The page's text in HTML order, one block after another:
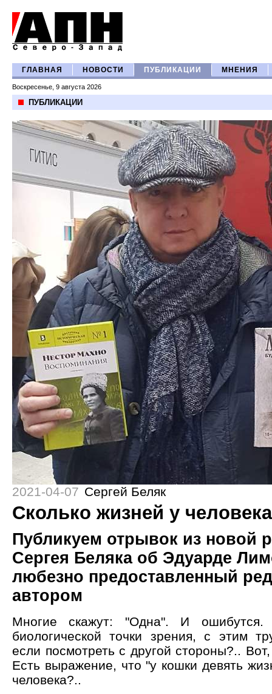
ГЛАВНАЯ НОВОСТИ ПУБЛИКАЦИИ МНЕНИЯ
Воскресенье, 9 августа 2026
ПУБЛИКАЦИИ
2021-04-07 Сергей Беляк
Сколько жизней у
Публикуем отрывок из новой
Сергея Беляка об Эдуарде
любезно предоставленный
автором
Многие скажут: "Одна". И ошибутся.
биологической точки зрения, с этим
если посмотреть с другой стороны?..
Есть выражение, что "у кошки девять
человека?..